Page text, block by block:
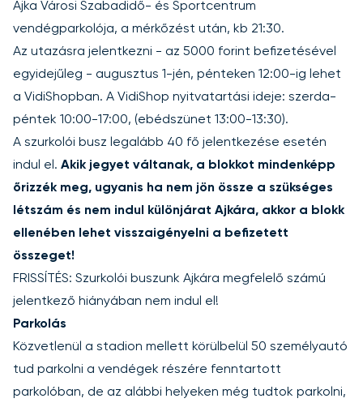
Ajka Városi Szabadidő- és Sportcentrum
vendégparkolója, a mérkőzést után, kb 21:30.
Az utazásra jelentkezni - az 5000 forint befizetésével
egyidejűleg - augusztus 1-jén, pénteken 12:00-ig lehet
a VidiShopban. A VidiShop nyitvatartási ideje: szerda-
péntek 10:00-17:00, (ebédszünet 13:00-13:30).
A szurkolói busz legalább 40 fő jelentkezése esetén
indul el. Akik jegyet váltanak, a blokkot mindenképp
őrizzék meg, ugyanis ha nem jön össze a szükséges
létszám és nem indul különjárat Ajkára, akkor a blokk
ellenében lehet visszaigényelni a befizetett
összeget!
FRISSÍTÉS: Szurkolói buszunk Ajkára megfelelő számú
jelentkező hiányában nem indul el!
Parkolás
Közvetlenül a stadion mellett körülbelül 50 személyautó
tud parkolni a vendégek részére fenntartott
parkolóban, de az alábbi helyeken még tudtok parkolni,